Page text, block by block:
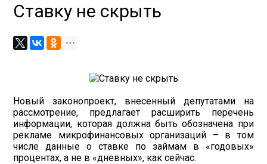
Ставку не скрыть
Новый законопроект, внесенный депутатами на
рассмотрение, предлагает расширить перечень
информации, которая должна быть обозначена при
рекламе микрофинансовых организаций – в том
числе данные о ставке по займам в «годовых»
процентах, а не в «дневных», как сейчас.